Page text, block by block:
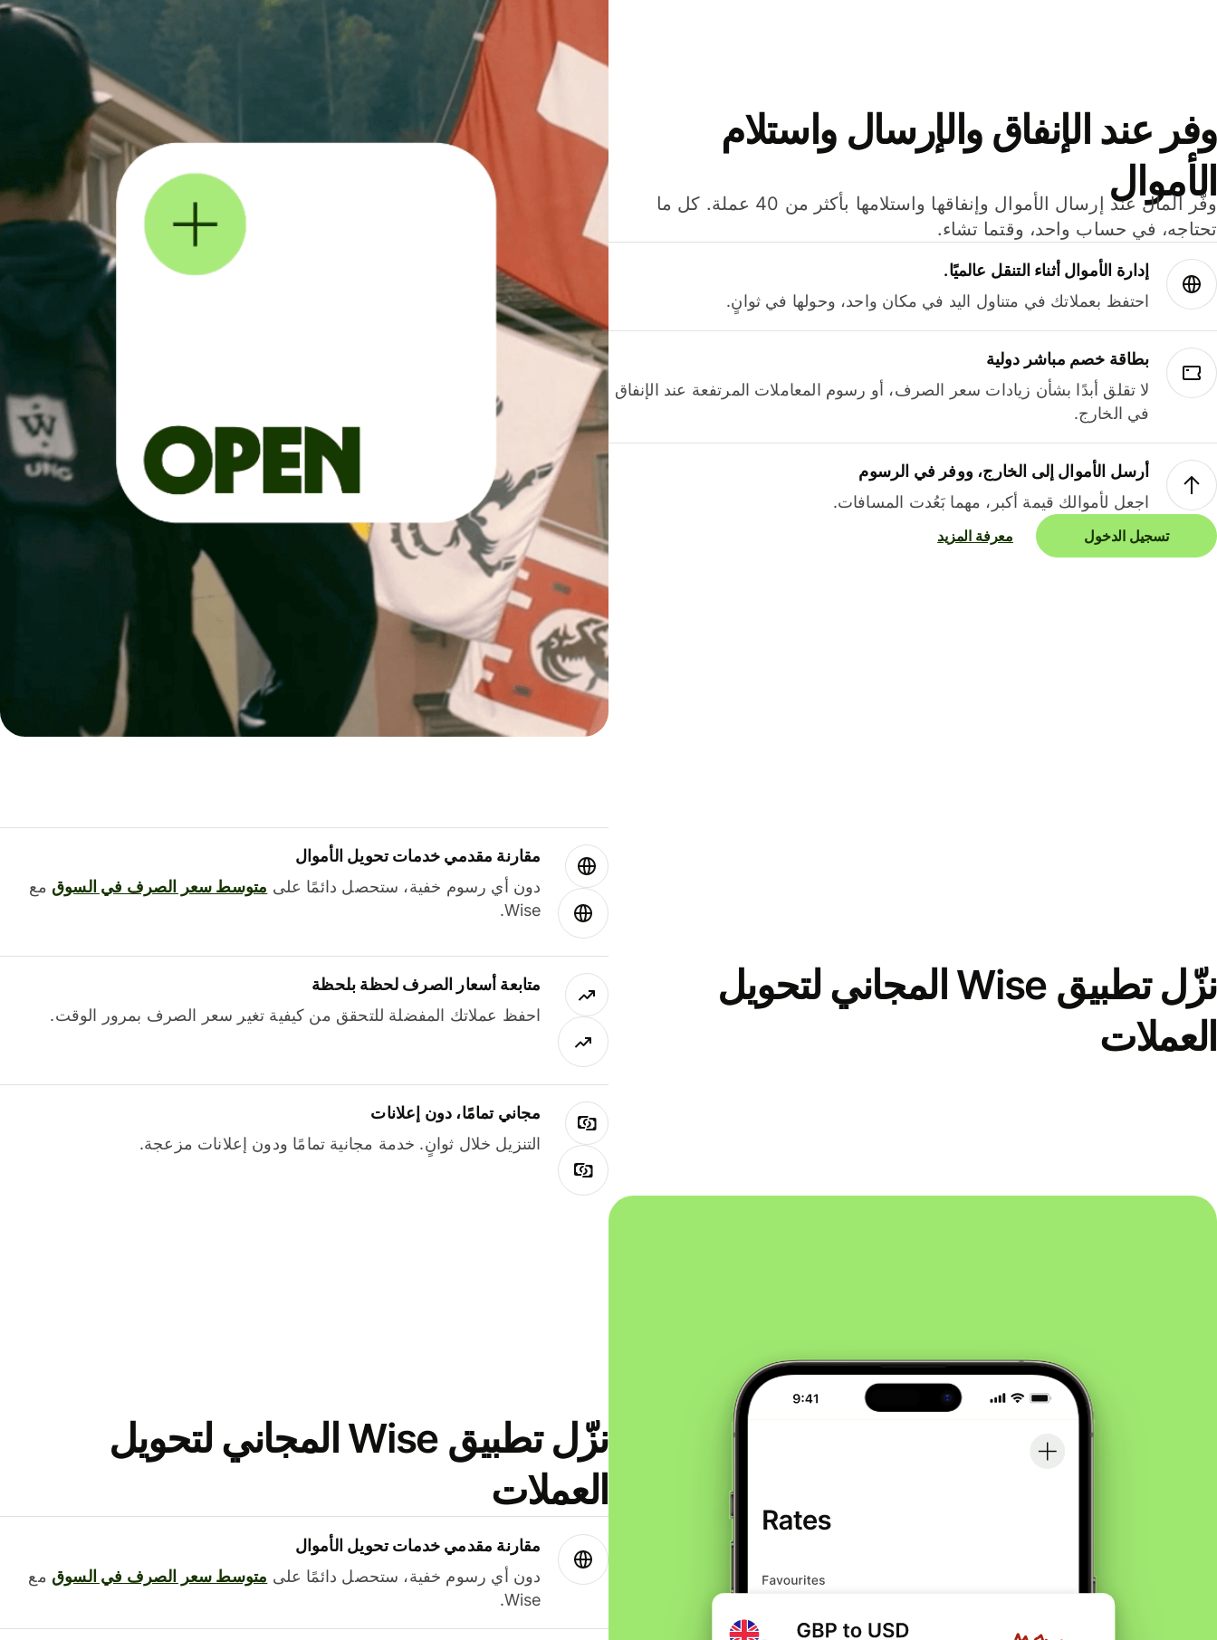
وفر عند الإنفاق والإرسال واستلام
الأموال
وفّر المال عند إرسال الأموال وإنفاقها واستلامها بأكثر من 40 عملة. كل ما
تحتاجه، في حساب واحد، وقتما تشاء.
إدارة الأموال أثناء التنقل عالميًا.
احتفظ بعملاتك في متناول اليد في مكان واحد، وحولها في ثوانٍ.
بطاقة خصم مباشر دولية
لا تقلق أبدًا بشأن زيادات سعر الصرف، أو رسوم المعاملات المرتفعة عند الإنفاق
في الخارج.
أرسل الأموال إلى الخارج، ووفر في الرسوم
اجعل لأموالك قيمة أكبر، مهما بَعُدت المسافات.
تسجيل الدخول معرفة المزيد
نزّل تطبيق Wise المجاني لتحويل
العملات
مقارنة مقدمي خدمات تحويل الأموال
دون أي رسوم خفية، ستحصل دائمًا على متوسط ​​سعر الصرف في السوق مع
Wise.
متابعة أسعار الصرف لحظة بلحظة
احفظ عملاتك المفضلة للتحقق من كيفية تغير سعر الصرف بمرور الوقت.
مجاني تمامًا، دون إعلانات
التنزيل خلال ثوانٍ. خدمة مجانية تمامًا ودون إعلانات مزعجة.
نزّل تطبيق Wise المجاني لتحويل
العملات
مقارنة مقدمي خدمات تحويل الأموال
دون أي رسوم خفية، ستحصل دائمًا على متوسط ​​سعر الصرف في السوق مع
Wise.